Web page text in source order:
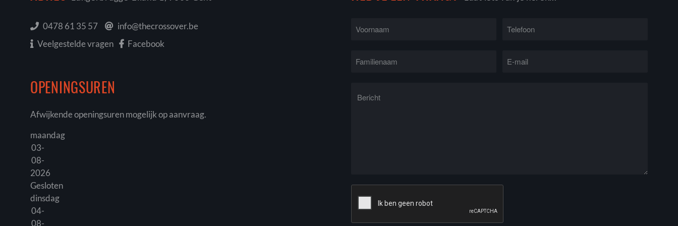
0478 61 35 57
info@thecrossover.be
Veelgestelde vragen
Facebook
OPENINGSUREN
Afwijkende openingsuren mogelijk op aanvraag.
maandag
03-
08-
2026
Gesloten
dinsdag
04-
08-